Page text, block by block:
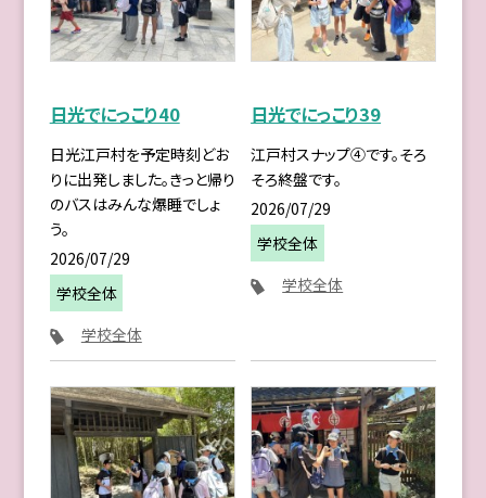
日光でにっこり40
日光江戸村を予定時刻どお
りに出発しました。きっと帰り
のバスはみんな爆睡でしょ
う。
2026/07/29
学校全体
学校全体
日光でにっこり39
江戸村スナップ④です。そろ
そろ終盤です。
2026/07/29
学校全体
学校全体